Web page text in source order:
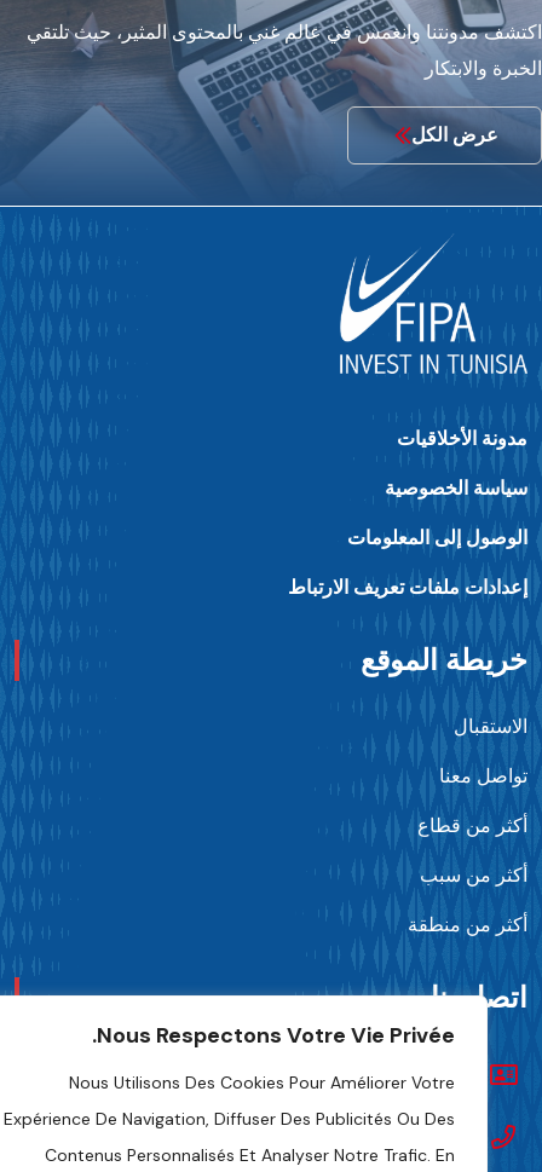
Nous Respectons Votre Vie Privée.
Nous Utilisons Des Cookies Pour Améliorer Votre
Expérience De Navigation, Diffuser Des Publicités Ou Des
Contenus Personnalisés Et Analyser Notre Trafic. En
مدونتنا وانغمس في عالم غني بالمحتوى المثير، حيث تلتقي
والابتكار
عرض الكل
الأخلاقيات
الخصوصية
إلى المعلومات
ملفات تعريف الارتباط
الموقع
معنا
من قطاع
من سبب
من منطقة
بنا
تواصل معنا
+216 70 241 500